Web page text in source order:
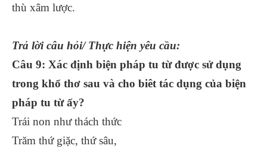
thù xâm lược.
Trả lời câu hỏi/ Thực hiện yêu cầu:
Câu 9: Xác định biện pháp tu từ được sử dụng
trong khổ thơ sau và cho biêt tác dụng của biện
pháp tu từ ấy?
Trái non như thách thức
Trăm thứ giặc, thứ sâu,